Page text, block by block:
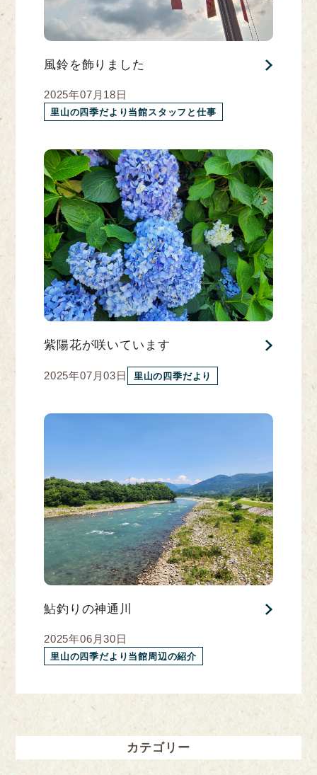
風鈴を飾りました
2025年07月18日
里山の四季だより当館スタッフと仕事
紫陽花が咲いています
2025年07月03日 里山の四季だより
鮎釣りの神通川
2025年06月30日
里山の四季だより当館周辺の紹介
カテゴリー